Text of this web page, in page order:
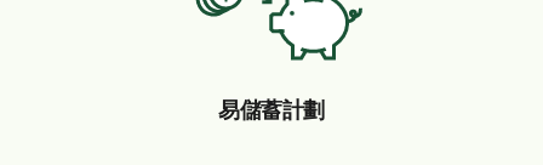
易儲蓄計劃